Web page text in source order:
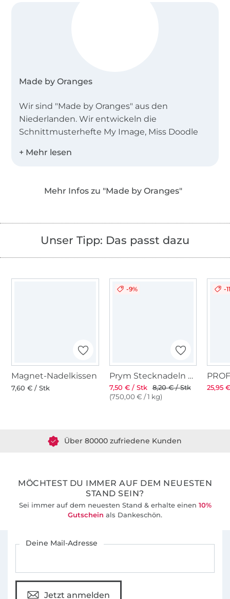
Made by Oranges
Wir sind "Made by Oranges" aus den
Niederlanden. Wir entwickeln die
Schnittmusterhefte My Image, Miss Doodle
Englisch, Niederländisch und Französisch an!
Mehr Infos zu "Made by Oranges"
Unser Tipp: Das passt dazu
Magnet-Nadelkissen
7,60 € / Stk
-9%
Prym Stecknadeln mit Griff
7,50 € / Stk
8,20 € / Stk
(750,00 € / 1 kg)
-
25,95
MÖCHTEST DU IMMER AUF DEM NEUESTEN
STAND SEIN?
Sei immer auf dem neuesten Stand & erhalte einen 10%
Gutschein als Dankeschön.
Deine Mail-Adresse
Jetzt anmelden